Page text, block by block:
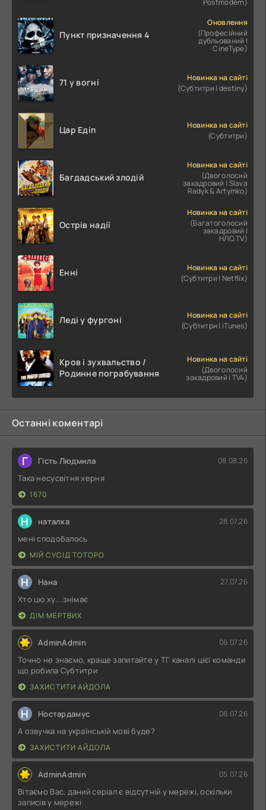
Пункт призначення 4
Оновлення
(Професійний
дубльований |
CineType)
71 у вогні
Новинка на сайті
(Субтитри | destiny)
Цар Едіп
Новинка на сайті
(Субтитри)
Багдадський злодій
Новинка на сайті
(Двоголосий
закадровий | Slava
Radyk & Artymko)
Острів надії
Новинка на сайті
(Багатоголосий
закадровий |
НЛО.TV)
Енні
Новинка на сайті
(Субтитри | Netflix)
Леді у фургоні
Новинка на сайті
(Субтитри | iTunes)
Кров і зухвальство /
Родинне пограбування
Новинка на сайті
(Двоголосий
закадровий | TV4)
Останні коментарі
Г Гість Людмила 08.08.26
Така несусвітня херня
1670
Н наталка 28.07.26
мені сподобалось
МІЙ СУСІД ТОТОРО
Н Нана 27.07.26
Хто цю ху....знімає
ДІМ МЕРТВИХ
AdminAdmin 06.07.26
Точно не знаємо, краще запитайте у ТГ каналі цієї команди
що робила Субтитри
ЗАХИСТИТИ АЙДОЛА
Н Ностардамус 06.07.26
А озвучка на українській мові буде?
ЗАХИСТИТИ АЙДОЛА
AdminAdmin 05.07.26
Вітаємо Вас, даний серіал є відсутній у мережі, оскільки
записів у мережі